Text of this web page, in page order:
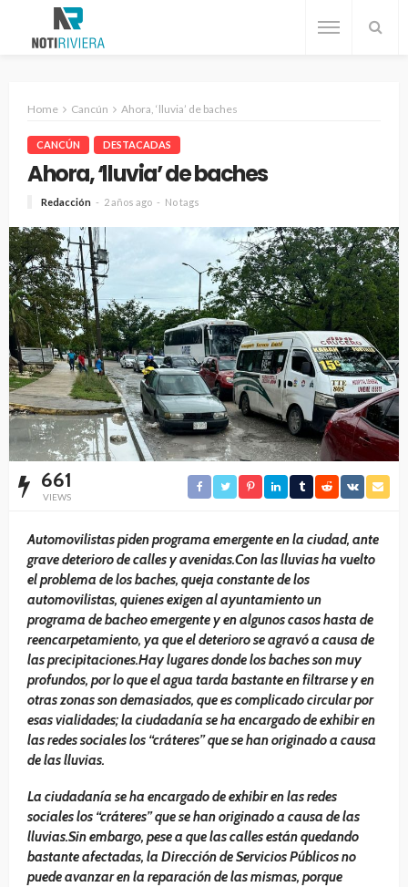
Home Cancún Ahora, ‘lluvia’ de baches
CANCÚN DESTACADAS
Ahora, ‘lluvia’ de baches
Redacción 2 años ago No tags
661
VIEWS
Automovilistas piden programa emergente en la ciudad, ante
grave deterioro de calles y avenidas.Con las lluvias ha vuelto
el problema de los baches, queja constante de los
automovilistas, quienes exigen al ayuntamiento un
programa de bacheo emergente y en algunos casos hasta de
reencarpetamiento, ya que el deterioro se agravó a causa de
las precipitaciones.Hay lugares donde los baches son muy
profundos, por lo que el agua tarda bastante en filtrarse y en
otras zonas son demasiados, que es complicado circular por
esas vialidades; la ciudadanía se ha encargado de exhibir en
las redes sociales los “cráteres” que se han originado a causa
de las lluvias.
La ciudadanía se ha encargado de exhibir en las redes
sociales los “cráteres” que se han originado a causa de las
lluvias.Sin embargo, pese a que las calles están quedando
bastante afectadas, la Dirección de Servicios Públicos no
puede avanzar en la reparación de las mismas, porque